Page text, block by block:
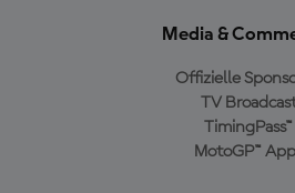
Media &
Offizielle
TV
TimingPass™
MotoGP™